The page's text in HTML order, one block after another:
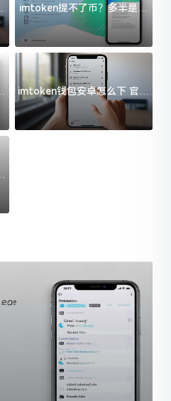
imtoken提不了币？多半是这
几件事没处理好
imtoken钱包安卓怎么下 官方
渠道避坑指南